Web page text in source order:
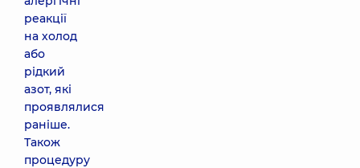
реакції
на холод
або
рідкий
азот, які
проявлялися
раніше.
Також
процедуру